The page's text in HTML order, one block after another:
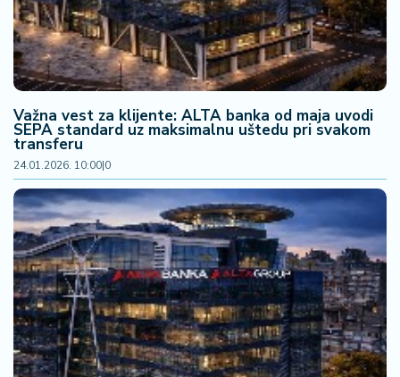
Važna vest za klijente: ALTA banka od maja uvodi
SEPA standard uz maksimalnu uštedu pri svakom
transferu
24.01.2026. 10:00|0